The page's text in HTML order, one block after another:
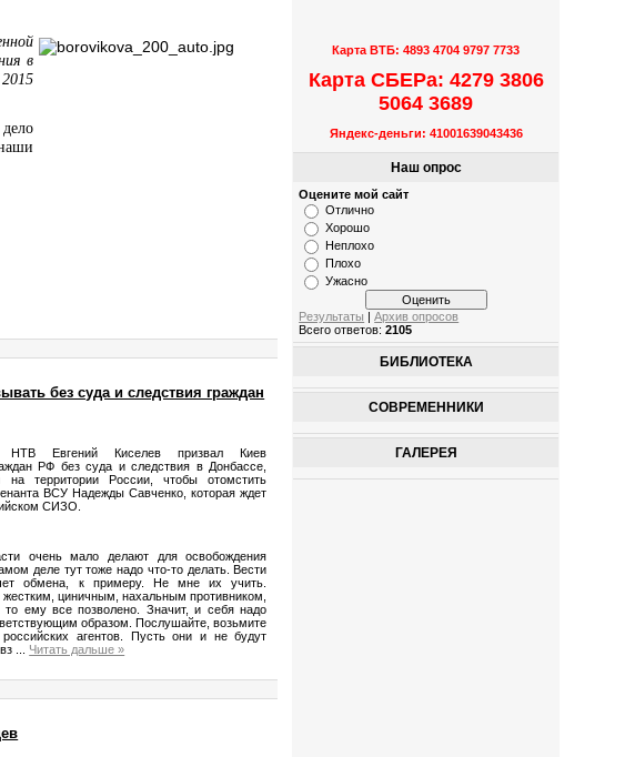
в
без суда и следствия граждан
НТВ Евгений Киселев призвал Киев
РФ без суда и следствия в Донбассе,
территории России, чтобы отомстить
ВСУ Надежды Савченко, которая ждет
СИЗО.
очень мало делают для освобождения
деле тут тоже надо что-то делать. Вести
обмена, к примеру. Не мне их учить.
циничным, нахальным противником,
то ему все позволено. Значит, и себя надо
образом. Послушайте, возьмите
российских агентов. Пусть они и не будут
Читать дальше »
Карта ВТБ: 4893 4704 9797 7733
Карта СБЕРа: 4279 3806
5064 3689
Яндекс-деньги: 41001639043436
Наш опрос
Оцените мой сайт
Отлично
Хорошо
Неплохо
Плохо
Ужасно
Результаты |Архив опросов
Всего ответов:2105
БИБЛИОТЕКА
СОВРЕМЕННИКИ
ГАЛЕРЕЯ